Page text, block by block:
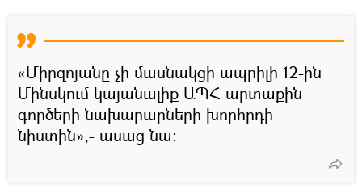
«Միրզոյանը չի մասնակցի ապրիլի 12-ին
Մինսկում կայանալիք ԱՊՀ արտաքին
գործերի նախարարների խորհրդի
նիստին»,- ասաց նա։